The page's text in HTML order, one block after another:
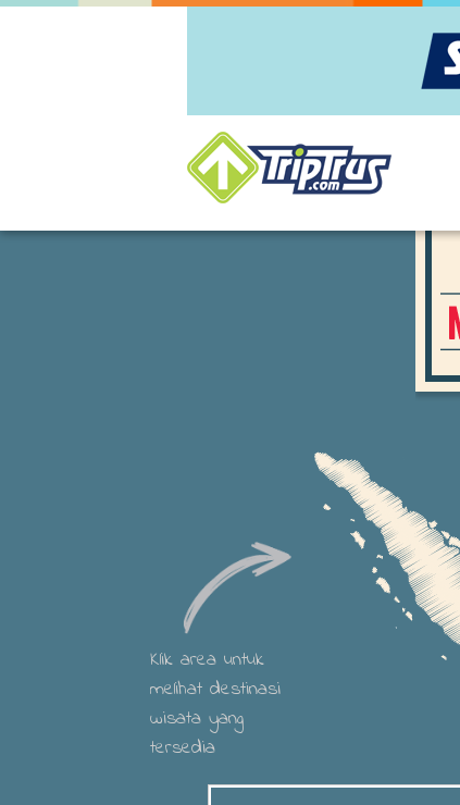
Klik area untuk
melihat destinasi
wisata yang
tersedia